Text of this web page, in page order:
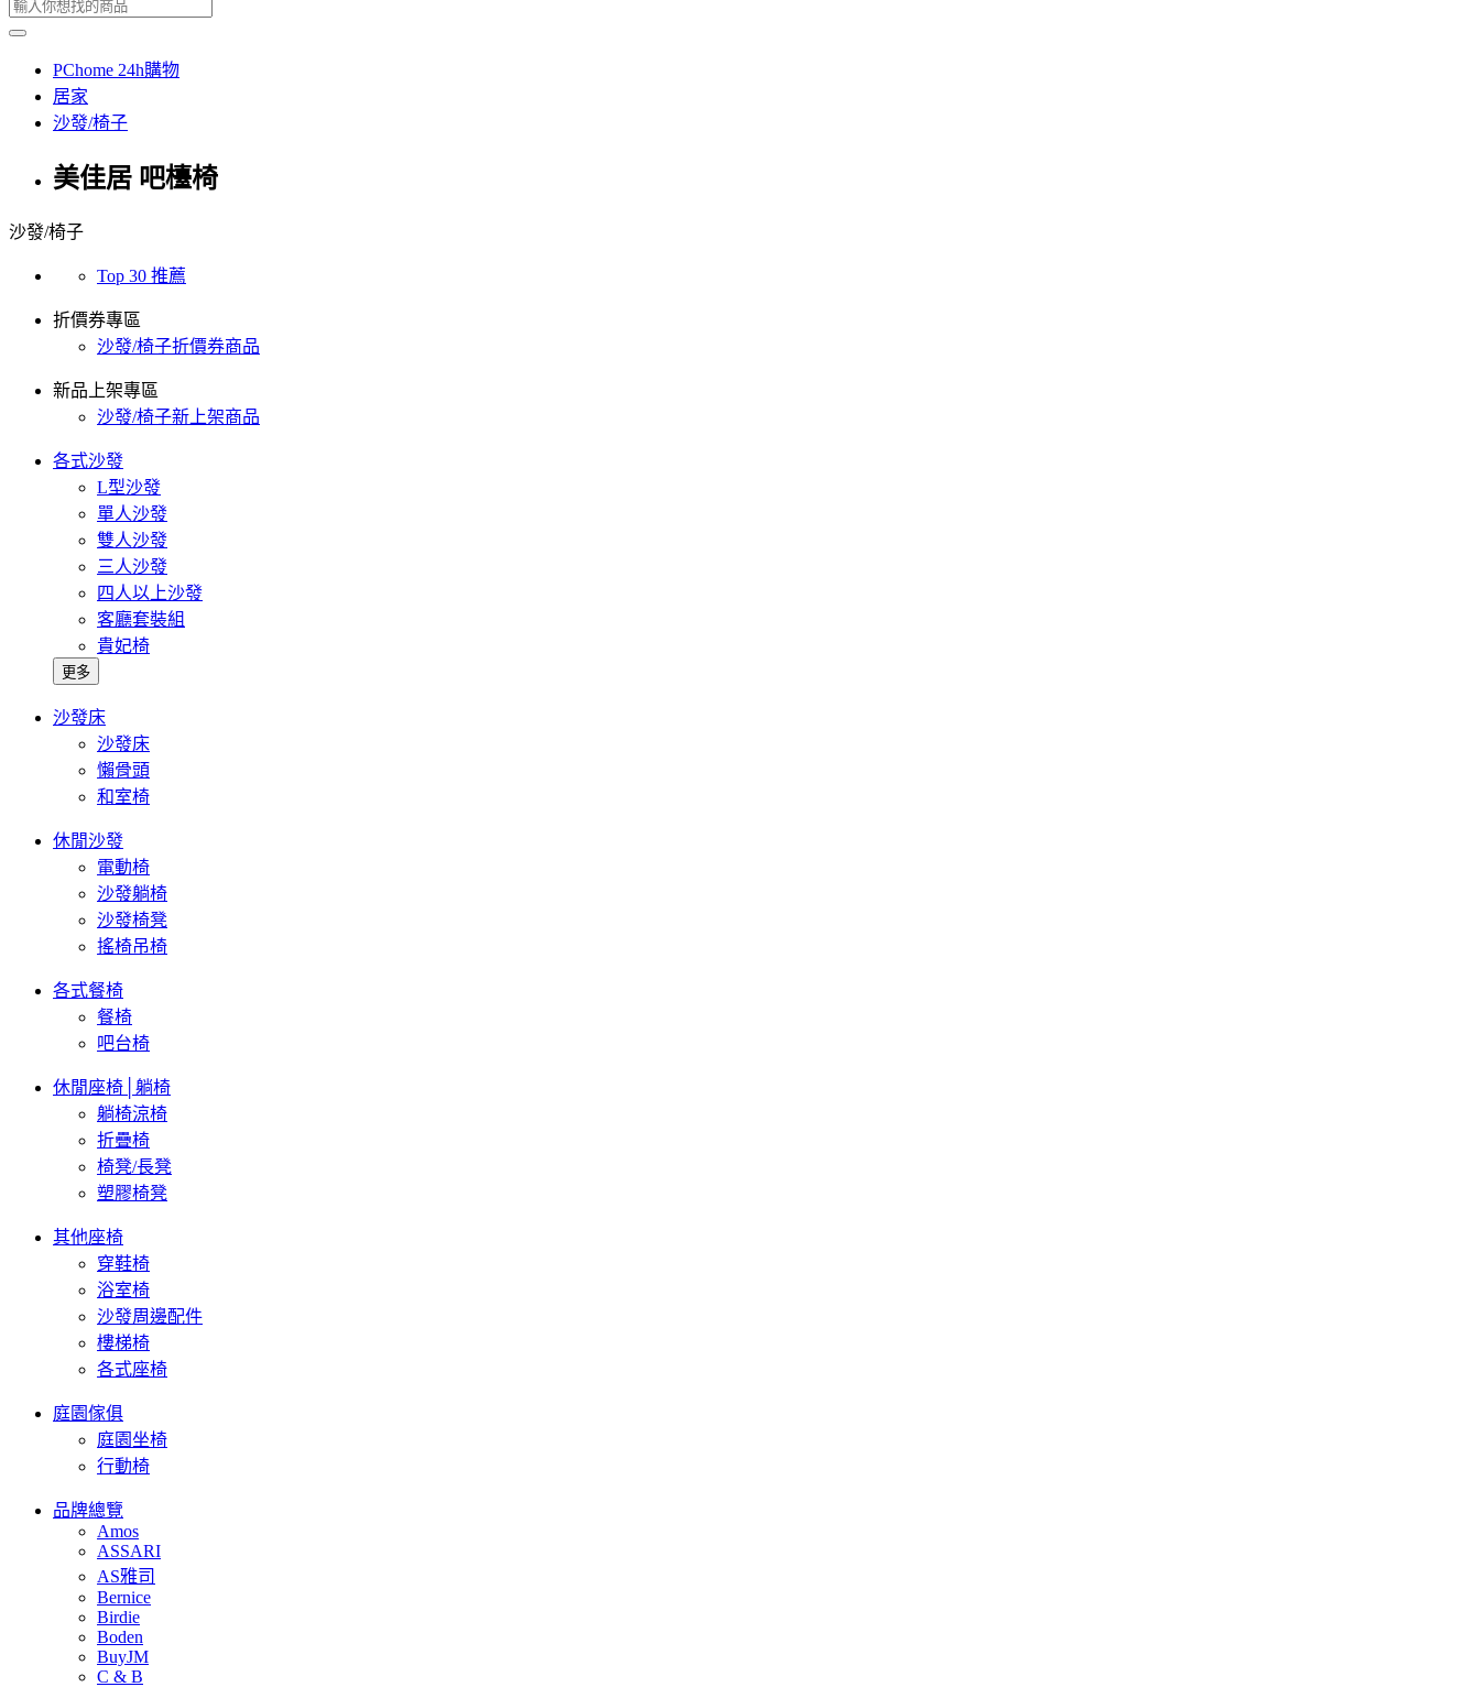
PChome 24h購物
居家
沙發/椅子
美佳居 吧檯椅
沙發/椅子
Top 30 推薦
折價券專區
沙發/椅子折價券商品
新品上架專區
沙發/椅子新上架商品
各式沙發
L型沙發
單人沙發
雙人沙發
三人沙發
四人以上沙發
客廳套裝組
貴妃椅
更多
沙發床
沙發床
懶骨頭
和室椅
休閒沙發
電動椅
沙發躺椅
沙發椅凳
搖椅吊椅
各式餐椅
餐椅
吧台椅
休閒座椅│躺椅
躺椅涼椅
折疊椅
椅凳/長凳
塑膠椅凳
其他座椅
穿鞋椅
浴室椅
沙發周邊配件
樓梯椅
各式座椅
庭園傢俱
庭園坐椅
行動椅
品牌總覽
Amos
ASSARI
AS雅司
Bernice
Birdie
Boden
BuyJM
C & B